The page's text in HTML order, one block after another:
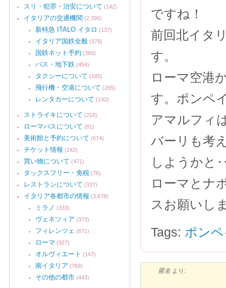
ですね！
前回北イタ
す。
ローマ空港
す。ポンペ
アマルフィ
バーリも考
しようかと
ローマとナ
スお願いし
Tags: ポン
匿名 より:
スリ・犯罪・治安について (142)
イタリアの交通機関 (2,395)
新特急 ITALO イタロ (137)
イタリア国鉄全般 (378)
国鉄ネット予約 (360)
バス・地下鉄 (454)
タクシーについて (185)
飛行機・空港について (265)
レンタカーについて (142)
ストライキについて (218)
ローマパスについて (81)
美術館と予約について (674)
チケット情報 (242)
買い物について (471)
タックスフリー・免税 (76)
レストランについて (337)
イタリア各都市の情報 (3,678)
ミラノ (333)
ヴェネツィア (373)
フィレンツェ (671)
ローマ (927)
オルヴィエート (147)
南イタリア (769)
その他の都市 (443)